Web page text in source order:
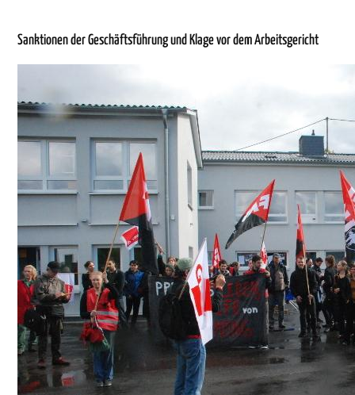
Sanktionen der Geschäftsführung und Klage vor dem Arbeitsgericht